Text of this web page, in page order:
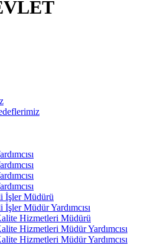
İşler Müdürü
Müdür Yardımcısı
Hizmetleri Müdürü
Hizmetleri Müdür Yardımcısı
Hizmetleri Müdür Yardımcısı